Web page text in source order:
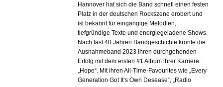
Hannover hat sich die Band schnell einen festen
Platz in der deutschen Rockszene erobert und
ist bekannt für eingängige Melodien,
tiefgründige Texte und energiegeladene Shows.
Nach fast 40 Jahren Bandgeschichte krönte die
Ausnahmeband 2023 ihren durchgehenden
Erfolg mit dem ersten #1 Album ihrer Karriere:
„Hope“. Mit ihren All-Time-Favourites wie „Every
Generation Got It‘s Own Desease“, „Radio